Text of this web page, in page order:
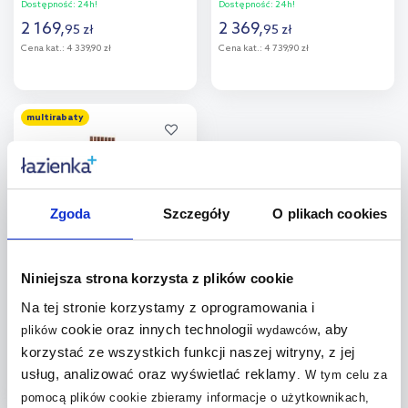
Zgoda Szczegóły O plikach cookies
Niniejsza strona korzysta z plików cookie
Na tej stronie korzystamy z oprogramowania i
plikówcookie oraz innych technologii wydawców, aby
korzystać ze wszystkich funkcji naszej witryny, z jej
usług, analizować oraz wyświetlać reklamy
W tym celu za
pomocą plików cookie zbieramy informacje o użytkownikach,
Dostępność: 24h!
2 169,95 zł
Cena kat.: 4 339,90 zł
Dodaj do
porównania
Dostępność: 24h!
2 369,95 zł
Cena kat.: 4 739,90 zł
multirabaty
elektryczny 150x37 cm miedź
Dostępność:
2 669
Cena kat.: 5 339,90 zł